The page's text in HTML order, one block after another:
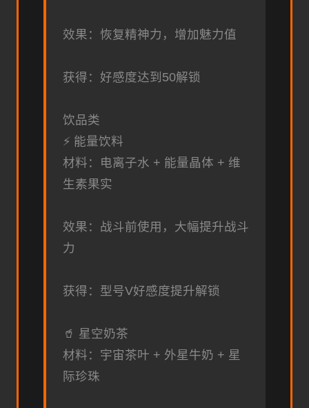
效果：恢复精神力，增加魅力值
获得：好感度达到50解锁
饮品类
⚡ 能量饮料
材料：电离子水 + 能量晶体 + 维
生素果实
效果：战斗前使用，大幅提升战斗
力
获得：型号V好感度提升解锁
🥤 星空奶茶
材料：宇宙茶叶 + 外星牛奶 + 星
际珍珠